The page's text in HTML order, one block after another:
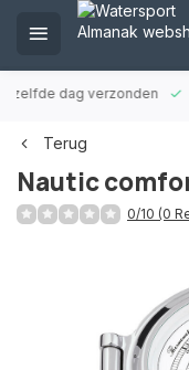
zelfde dag verzonden
Terug
Nautic
0/10 (0